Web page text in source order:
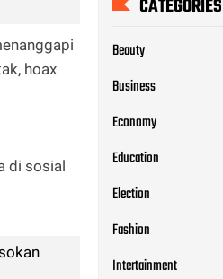
hoax
di sosial
CATEGORIES
Beauty
Business
Economy
Education
Election
Fashion
Intertainment